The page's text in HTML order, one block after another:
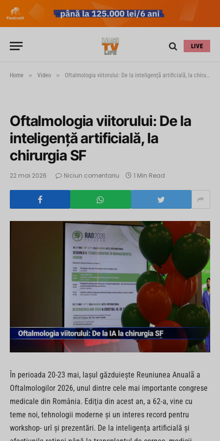
LIVE
Home » Video » Oftalmologia viitorului: De la inteligenţă artificială, la chirurgia SF
Oftalmologia viitorului: De la
inteligenţă artificială, la
chirurgia SF
22 mai 2026 Niciun comentariu 1 Min Read
În perioada 20-23 mai, Iaşul găzduieşte Reuniunea Anualã a
Oftalmologilor 2026, unul dintre cele mai importante congrese
medicale din România. Ediţia din acest an, a 62-a, vine cu
teme noi, tehnologii moderne şi un interes record pentru
workshop- urî şi prezentări. De la inteligenţa artificială şi